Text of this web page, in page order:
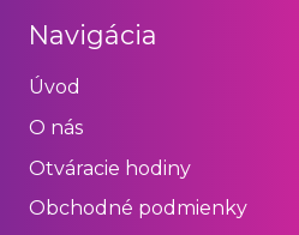
Navigácia
Úvod
O nás
Otváracie hodiny
Obchodné podmienky